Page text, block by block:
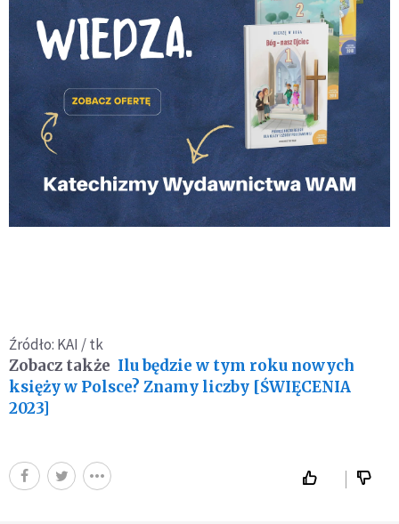
Źródło: KAI / tk
Zobacz także Ilu będzie w tym roku nowych
księży w Polsce? Znamy liczby [ŚWIĘCENIA
2023]